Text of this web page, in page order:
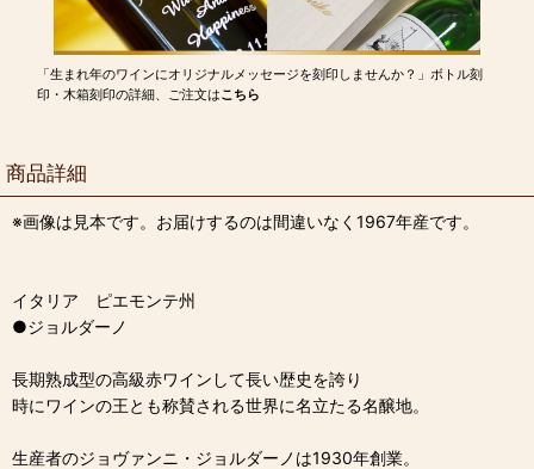
「生まれ年のワインにオリジナルメッセージを刻印しませんか？」ボトル刻
印・木箱刻印の詳細、ご注文はこちら
商品詳細
※画像は見本です。お届けするのは間違いなく1967年産です。
イタリア ピエモンテ州
●ジョルダーノ
長期熟成型の高級赤ワインして長い歴史を誇り
時にワインの王とも称賛される世界に名立たる名醸地。
生産者のジョヴァンニ・ジョルダーノは1930年創業。